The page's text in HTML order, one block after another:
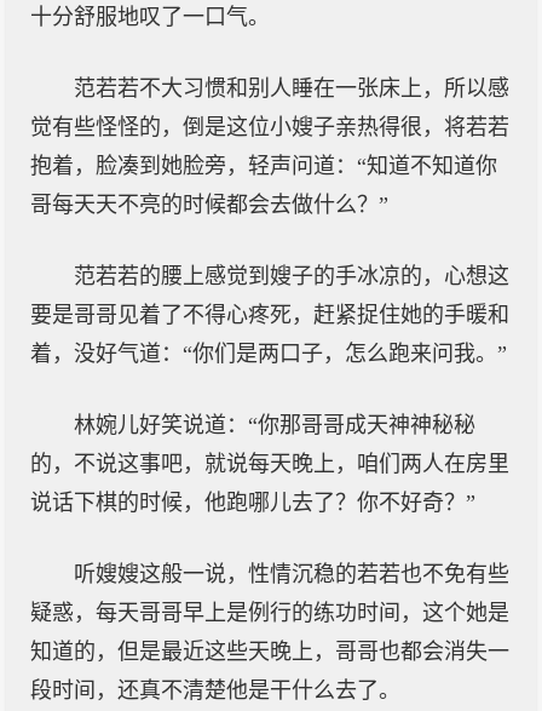
十分舒服地叹了一口气。
范若若不大习惯和别人睡在一张床上，所以感
觉有些怪怪的，倒是这位小嫂子亲热得很，将若若
抱着，脸凑到她脸旁，轻声问道：“知道不知道你
哥每天天不亮的时候都会去做什么？”
范若若的腰上感觉到嫂子的手冰凉的，心想这
要是哥哥见着了不得心疼死，赶紧捉住她的手暖和
着，没好气道：“你们是两口子，怎么跑来问我。”
林婉儿好笑说道：“你那哥哥成天神神秘秘
的，不说这事吧，就说每天晚上，咱们两人在房里
说话下棋的时候，他跑哪儿去了？你不好奇？”
听嫂嫂这般一说，性情沉稳的若若也不免有些
疑惑，每天哥哥早上是例行的练功时间，这个她是
知道的，但是最近这些天晚上，哥哥也都会消失一
段时间，还真不清楚他是干什么去了。